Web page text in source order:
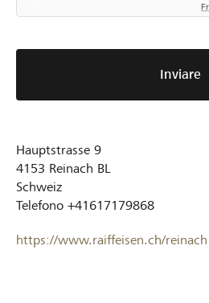
Inviare
Hauptstrasse 9
4153 Reinach BL
Schweiz
Telefono +41617179868
https://www.raiffeisen.ch/reinach